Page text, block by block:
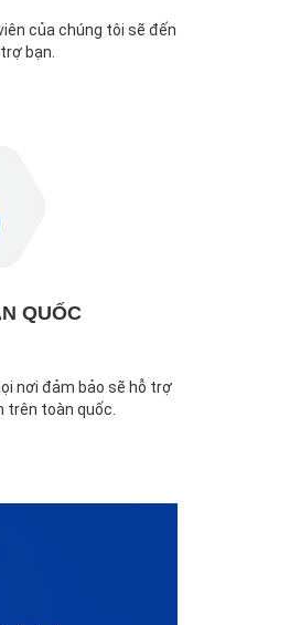
của chúng tôi sẽ đến
bạn.
QUỐC
nơi đảm bảo sẽ hỗ trợ
trên toàn quốc.